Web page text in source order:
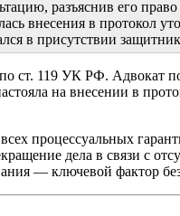
разъяснив его
внесения в протокол
в присутствии
ст. 119 УК РФ. Адвокат
на внесении в
процессуальных
дела в связи с
— ключевой фактор